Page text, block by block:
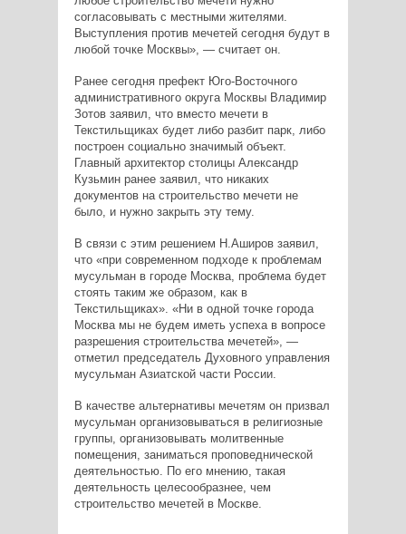
согласовывать с местными жителями.
Выступления против мечетей сегодня будут в
любой точке Москвы», — считает он.
Ранее сегодня префект Юго-Восточного
административного округа Москвы Владимир
Зотов заявил, что вместо мечети в
Текстильщиках будет либо разбит парк, либо
построен социально значимый объект.
Главный архитектор столицы Александр
Кузьмин ранее заявил, что никаких
документов на строительство мечети не
было, и нужно закрыть эту тему.
В связи с этим решением Н.Аширов заявил,
что «при современном подходе к проблемам
мусульман в городе Москва, проблема будет
стоять таким же образом, как в
Текстильщиках». «Ни в одной точке города
Москва мы не будем иметь успеха в вопросе
разрешения строительства мечетей», —
отметил председатель Духовного управления
мусульман Азиатской части России.
В качестве альтернативы мечетям он призвал
мусульман организовываться в религиозные
группы, организовывать молитвенные
помещения, заниматься проповеднической
деятельностью. По его мнению, такая
деятельность целесообразнее, чем
строительство мечетей в Москве.